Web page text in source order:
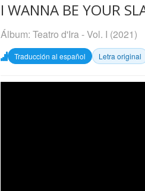
I WANNA BE YOUR
Álbum: Teatro d'Ira - Vol. I (2021)
Traducción al español Letra original